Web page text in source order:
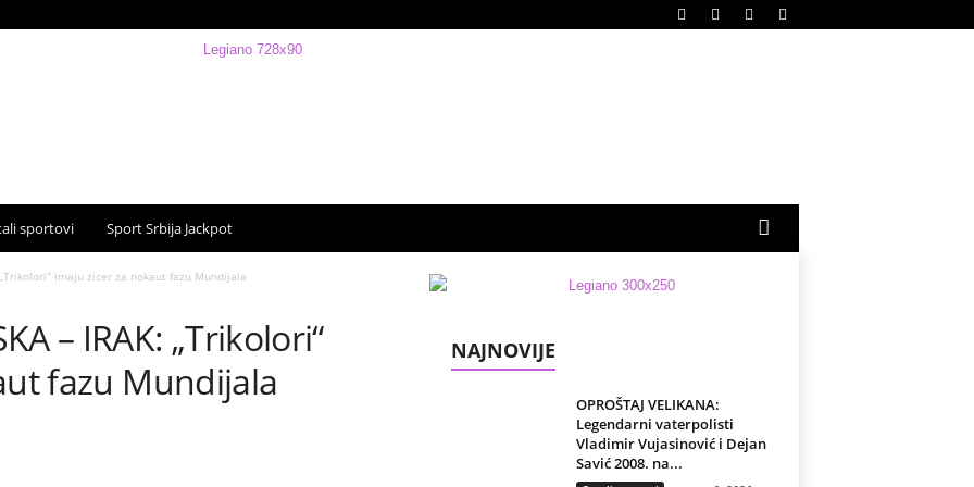
sportovi Sport Srbija Jackpot
„Trikolori“ imaju zicer za nokaut fazu Mundijala
– IRAK: „Trikolori“
fazu Mundijala
NAJNOVIJE
OPROŠTAJ VELIKANA:
Legendarni vaterpolisti
Vladimir Vujasinović i Dejan
Savić 2008. na...